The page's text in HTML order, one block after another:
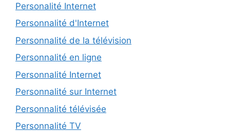
Personalité Internet
Personnalité d'Internet
Personnalité de la télévision
Personnalité en ligne
Personnalité Internet
Personnalité sur Internet
Personnalité télévisée
Personnalité TV